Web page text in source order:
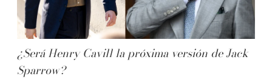
¿Será Henry Cavill la próxima versión de Jack
Sparrow?